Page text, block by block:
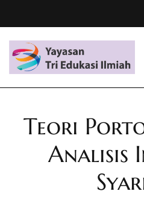
Teori
Analisis